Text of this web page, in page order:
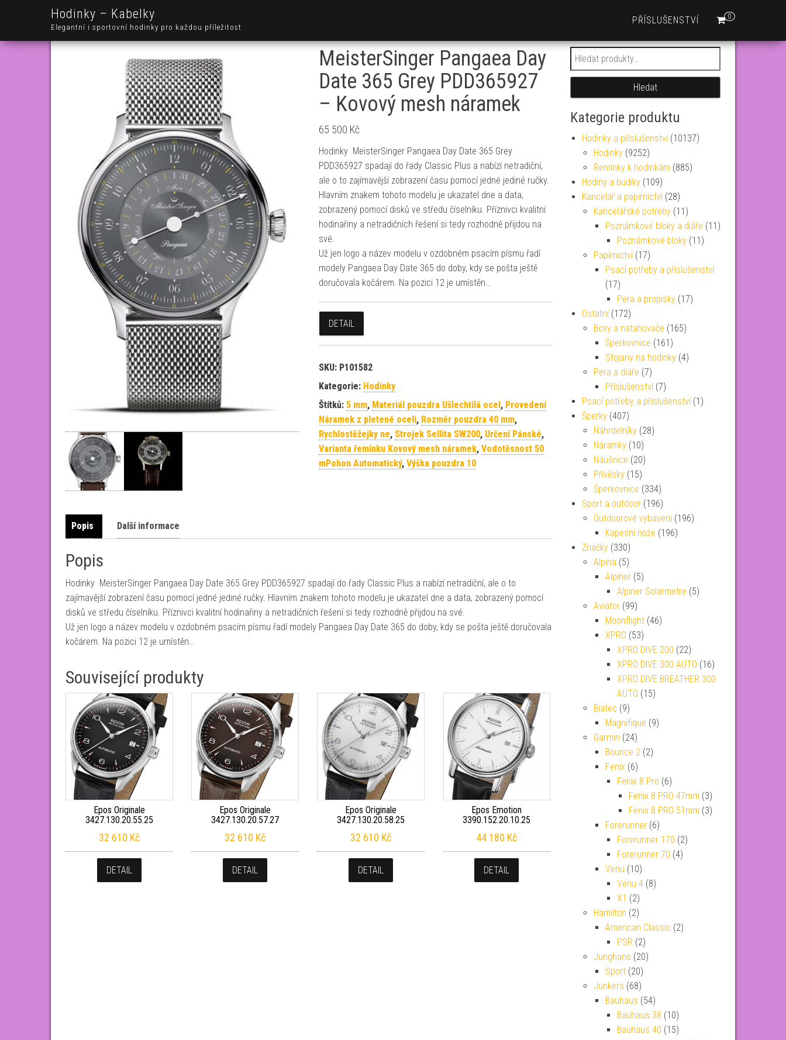
Hodinky – Kabelky
Elegantní i sportovní hodinky pro každou příležitost
0
PŘÍSLUŠENSTVÍ
MeisterSinger Pangaea Day
Date 365 Grey PDD365927
– Kovový mesh náramek
65 500 Kč
Hodinky MeisterSinger Pangaea Day Date 365 Grey
PDD365927 spadají do řady Classic Plus a nabízí netradiční,
ale o to zajímavější zobrazení času pomocí jedné jediné ručky.
Hlavním znakem tohoto modelu je ukazatel dne a data,
zobrazený pomocí disků ve středu číselníku. Příznivci kvalitní
hodinařiny a netradičních řešení si tedy rozhodně přijdou na
své.
Už jen logo a název modelu v ozdobném psacím písmu řadí
modely Pangaea Day Date 365 do doby, kdy se pošta ještě
doručovala kočárem. Na pozici 12 je umístěn…
DETAIL
SKU: P101582
Kategorie: Hodinky
Štítků: 5 mm, Materiál pouzdra Ušlechtilá ocel, Provedení
Náramek z pletené oceli, Rozměr pouzdra 40 mm,
Rychlostěžejky ne, Strojek Sellita SW200, Určení Pánské,
Varianta řemínku Kovový mesh náramek, Vodotěsnost 50
mPohon Automatický, Výška pouzdra 10
Popis Další informace
Popis
Hodinky MeisterSinger Pangaea Day Date 365 Grey PDD365927 spadají do řady Classic Plus a nabízí netradiční, ale o to
zajímavější zobrazení času pomocí jedné jediné ručky. Hlavním znakem tohoto modelu je ukazatel dne a data, zobrazený pomocí
disků ve středu číselníku. Příznivci kvalitní hodinařiny a netradičních řešení si tedy rozhodně přijdou na své.
Už jen logo a název modelu v ozdobném psacím písmu řadí modely Pangaea Day Date 365 do doby, kdy se pošta ještě doručovala
kočárem. Na pozici 12 je umístěn…
Související produkty
Epos Originale
3427.130.20.55.25
32 610 Kč
DETAIL
Epos Originale
3427.130.20.57.27
32 610 Kč
DETAIL
Epos Originale
3427.130.20.58.25
32 610 Kč
DETAIL
Epos Emotion
3390.152.20.10.25
44 180 Kč
DETAIL
Hledat:
Hledat
Kategorie produktu
Hodinky a příslušenství (10137)
Hodinky (9252)
Řemínky k hodinkám (885)
Hodiny a budíky (109)
Kancelář a papírnictví (28)
Kancelářské potřeby (11)
Poznámkové bloky a diáře (11)
Poznámkové bloky (11)
Papírnictví (17)
Psací potřeby a příslušenství
(17)
Pera a propisky (17)
Ostatní (172)
Boxy a natahovače (165)
Šperkovnice (161)
Stojany na hodinky (4)
Pera a diáře (7)
Příslušenství (7)
Psací potřeby a příslušenství (1)
Šperky (407)
Náhrdelníky (28)
Náramky (10)
Náušnice (20)
Přívěsky (15)
Šperkovnice (334)
Sport a outdoor (196)
Outdoorové vybavení (196)
Kapesní nože (196)
Značky (330)
Alpina (5)
Alpiner (5)
Alpiner Solarmetre (5)
Aviator (99)
Moonflight (46)
XPRO (53)
XPRO DIVE 200 (22)
XPRO DIVE 300 AUTO (16)
XPRO DIVE BREATHER 300
AUTO (15)
Biatec (9)
Magnifique (9)
Garmin (24)
Bounce 2 (2)
Fenix (6)
Fenix 8 Pro (6)
Fenix 8 PRO 47mm (3)
Fenix 8 PRO 51mm (3)
Forerunner (6)
Forerunner 170 (2)
Forerunner 70 (4)
Venu (10)
Venu 4 (8)
X1 (2)
Hamilton (2)
American Classic (2)
PSR (2)
Junghans (20)
Sport (20)
Junkers (68)
Bauhaus (54)
Bauhaus 38 (10)
Bauhaus 40 (15)